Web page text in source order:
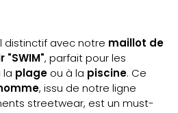
distinctif avec notre maillot de
, parfait pour les
la plage ou à la piscine. Ce
, issu de notre ligne
streetwear, est un must-